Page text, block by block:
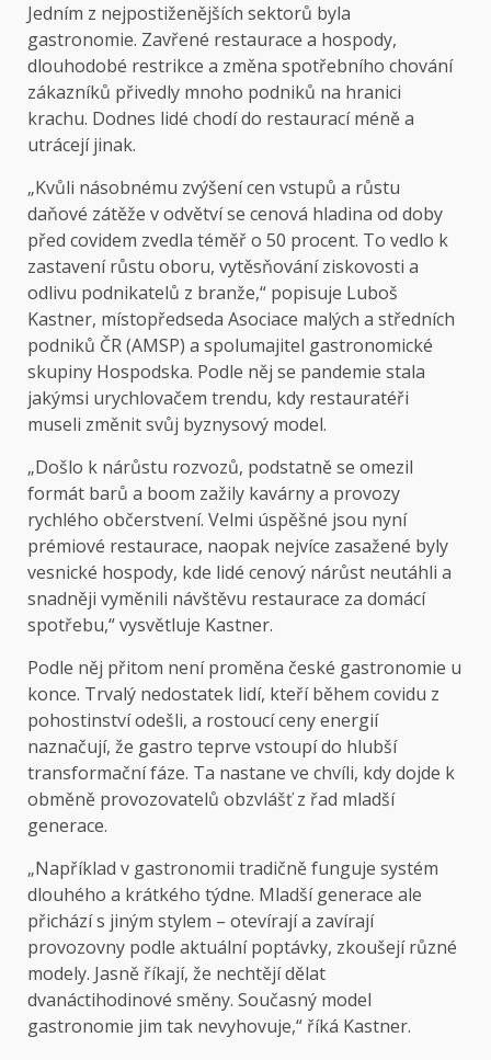
Jedním z nejpostiženějších sektorů byla
gastronomie. Zavřené restaurace a hospody,
dlouhodobé restrikce a změna spotřebního chování
zákazníků přivedly mnoho podniků na hranici
krachu. Dodnes lidé chodí do restaurací méně a
utrácejí jinak.
„Kvůli násobnému zvýšení cen vstupů a růstu
daňové zátěže v odvětví se cenová hladina od doby
před covidem zvedla téměř o 50 procent. To vedlo k
zastavení růstu oboru, vytěsňování ziskovosti a
odlivu podnikatelů z branže,“ popisuje Luboš
Kastner, místopředseda Asociace malých a středních
podniků ČR (AMSP) a spolumajitel gastronomické
skupiny Hospodska. Podle něj se pandemie stala
jakýmsi urychlovačem trendu, kdy restauratéři
museli změnit svůj byznysový model.
„Došlo k nárůstu rozvozů, podstatně se omezil
formát barů a boom zažily kavárny a provozy
rychlého občerstvení. Velmi úspěšné jsou nyní
prémiové restaurace, naopak nejvíce zasažené byly
vesnické hospody, kde lidé cenový nárůst neutáhli a
snadněji vyměnili návštěvu restaurace za domácí
spotřebu,“ vysvětluje Kastner.
Podle něj přitom není proměna české gastronomie u
konce. Trvalý nedostatek lidí, kteří během covidu z
pohostinství odešli, a rostoucí ceny energií
naznačují, že gastro teprve vstoupí do hlubší
transformační fáze. Ta nastane ve chvíli, kdy dojde k
obměně provozovatelů obzvlášť z řad mladší
generace.
„Například v gastronomii tradičně funguje systém
dlouhého a krátkého týdne. Mladší generace ale
přichází s jiným stylem – otevírají a zavírají
provozovny podle aktuální poptávky, zkoušejí různé
modely. Jasně říkají, že nechtějí dělat
dvanáctihodinové směny. Současný model
gastronomie jim tak nevyhovuje,“ říká Kastner.